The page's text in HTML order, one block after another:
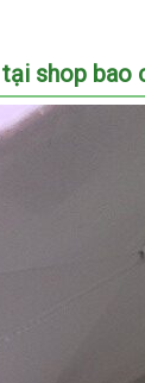
shop bao